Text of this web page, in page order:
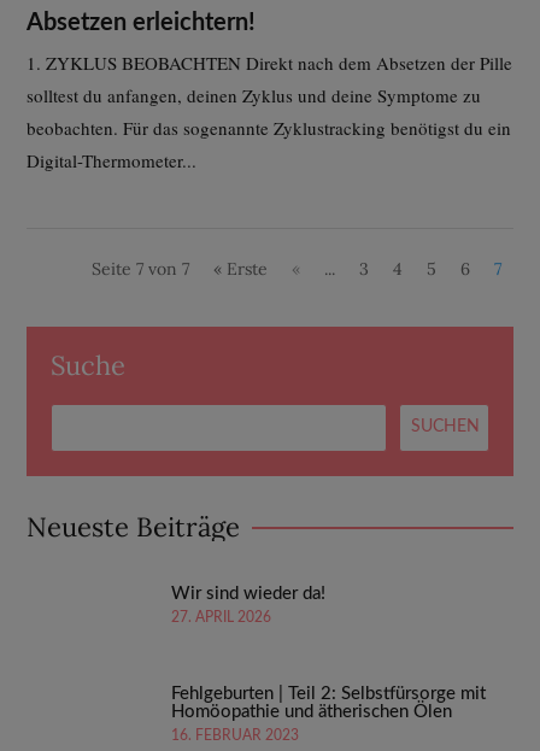
Absetzen erleichtern!
1. ZYKLUS BEOBACHTEN Direkt nach dem Absetzen der Pille
solltest du anfangen, deinen Zyklus und deine Symptome zu
beobachten. Für das sogenannte Zyklustracking benötigst du ein
Digital-Thermometer...
Seite 7 von 7 « Erste « ... 3 4 5 6 7
Suche
Neueste Beiträge
Wir sind wieder da!
27. APRIL 2026
Fehlgeburten | Teil 2: Selbstfürsorge mit
Homöopathie und ätherischen Ölen
16. FEBRUAR 2023